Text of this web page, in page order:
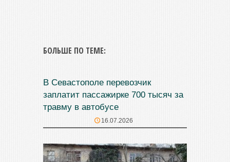
БОЛЬШЕ ПО ТЕМЕ:
В Севастополе перевозчик
заплатит пассажирке 700 тысяч за
травму в автобусе
16.07.2026